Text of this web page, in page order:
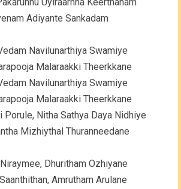
Adiyante Sankadam
Navilunarthiya Swamiye
Malaraakki Theerkkane
Navilunarthiya Swamiye
Malaraakki Theerkkane
Porule, Nitha Sathya Daya Nidhiye
Mizhiythal Thuranneedane
Dhuritham Ozhiyane
Amrutham Arulane